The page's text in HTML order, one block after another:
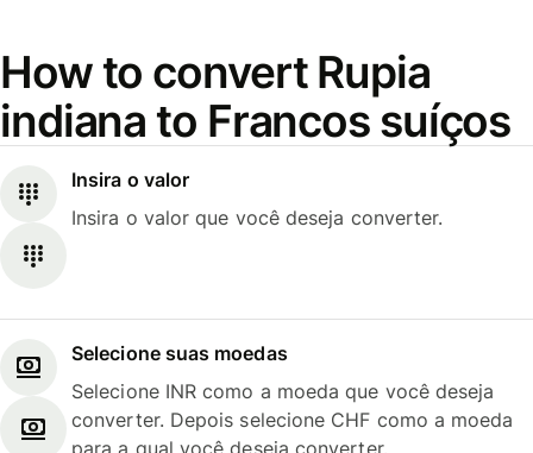
How to convert Rupia
indiana to Francos suíços
Insira o valor
Insira o valor que você deseja converter.
Selecione suas moedas
Selecione INR como a moeda que você deseja
converter. Depois selecione CHF como a moeda
para a qual você deseja converter.